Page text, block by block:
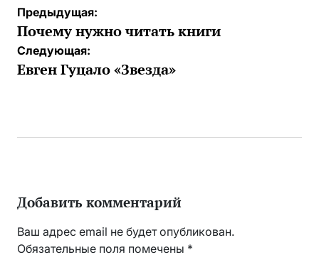
Навигация
по
записям
Предыдущая:
Почему нужно читать книги
Следующая:
Евген Гуцало «Звезда»
Добавить комментарий
Ваш адрес email не будет опубликован.
Обязательные поля помечены *